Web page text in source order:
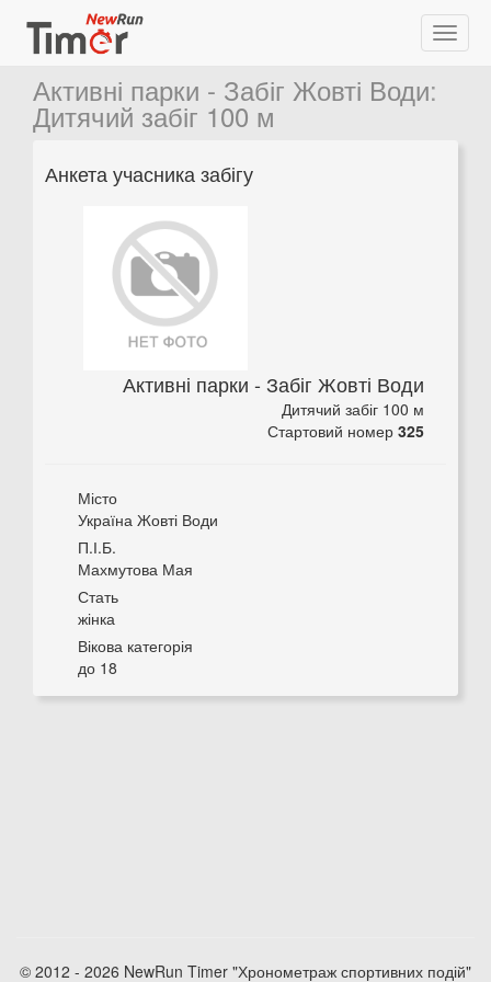
Активні парки - Забіг Жовті Води:
Дитячий забіг 100 м
Анкета учасника забігу
Активні парки - Забіг Жовті Води
Дитячий забіг 100 м
Стартовий номер 325
Місто
Україна Жовті Води
П.І.Б.
Махмутова Мая
Стать
жінка
Вікова категорія
до 18
© 2012 - 2026 NewRun Timer "Хронометраж спортивних подій"